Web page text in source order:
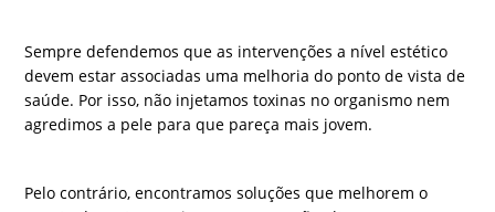
Sempre defendemos que as intervenções a nível estético
devem estar associadas uma melhoria do ponto de vista de
saúde. Por isso, não injetamos toxinas no organismo nem
agredimos a pele para que pareça mais jovem.
Pelo contrário, encontramos soluções que melhorem o